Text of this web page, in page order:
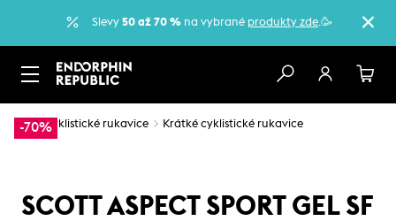
Slevy 50 až 70 % na vybrané produkty zde.🥳
-70%
… Cyklistické rukavice Krátké cyklistické rukavice
SCOTT ASPECT SPORT GEL SF